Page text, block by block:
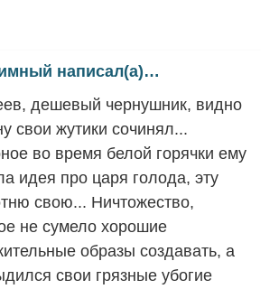
написал(а)…
дешевый чернушник, видно
свои жутики сочинял...
во время белой горячки ему
идея про царя голода, эту
свою... Ничтожество,
не сумело хорошие
образы создавать, а
свои грязные убогие